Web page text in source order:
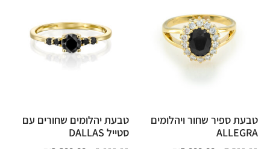
טבעת ספיר שחור ויהלומים
ALLEGRA
טבעת יהלומים שחורים עם
סטייל DALLAS